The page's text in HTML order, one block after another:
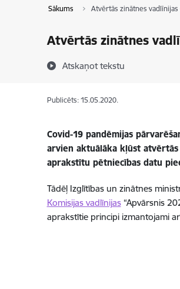
Sākums Atvērtās zinātnes
Atvērtās zinātnes
Atskaņot tekstu
Publicēts: 15.05.2020.
Covid-19 pandēmijas
arvien aktuālāka kļūst
aprakstītu pētniecības datu
Tādēļ Izglītības un zinātnes
Komisijas vadlīnijas“Apvārsnis
aprakstītie principi izmantojami